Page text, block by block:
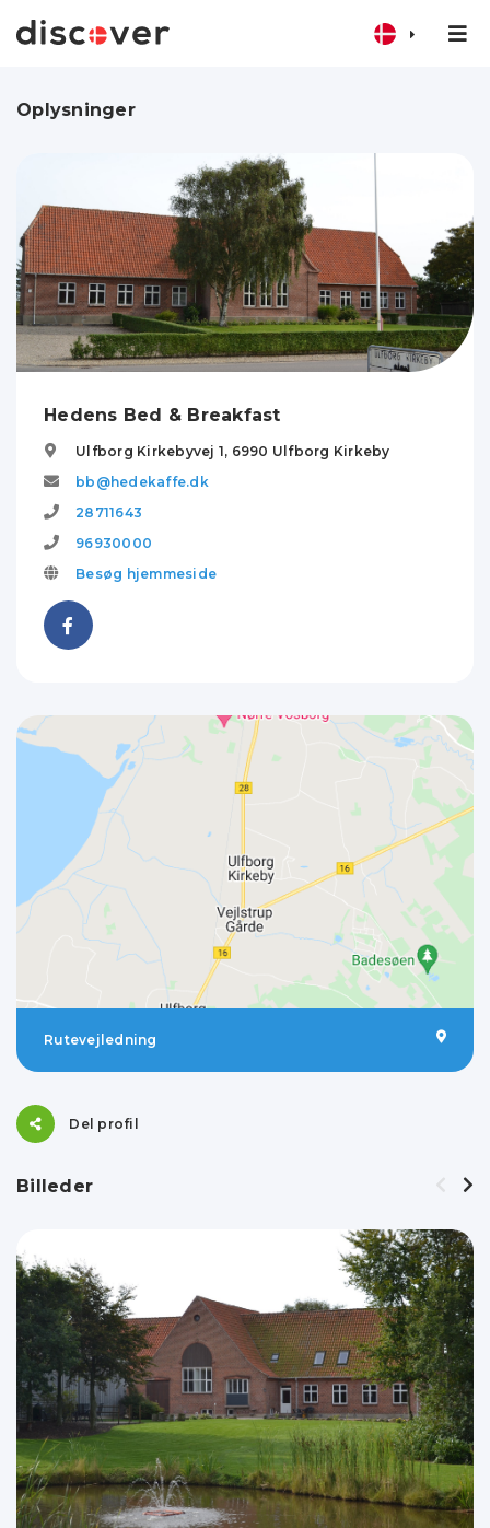
Oplysninger
Hedens Bed & Breakfast
Ulfborg Kirkebyvej 1, 6990 Ulfborg Kirkeby
bb@hedekaffe.dk
28711643
96930000
Besøg hjemmeside
Rutevejledning
Del profil
Billeder